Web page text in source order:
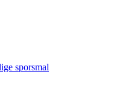
sporsmal